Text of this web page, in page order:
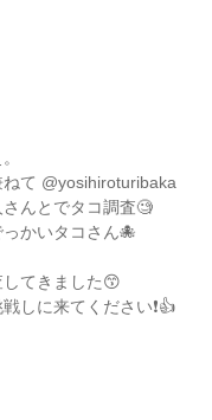
て @yosihiroturibaka
んとでタコ調査🧐
かいタコさん🐙
てきました😙
しに来てください❗️👍